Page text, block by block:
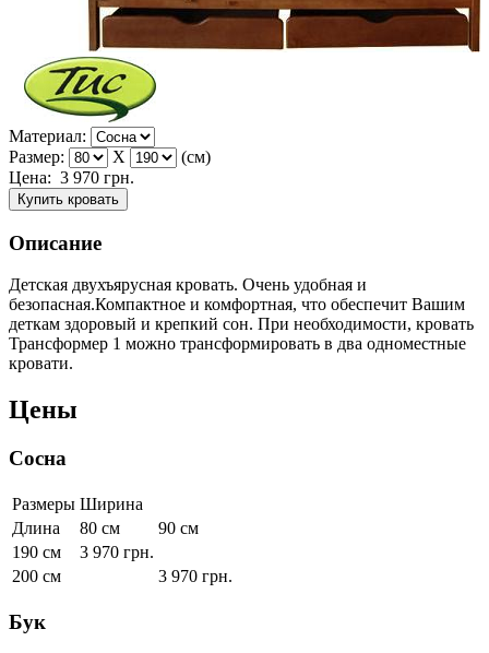
Материал:
Размер:
X
(см)
Цена: 3 970 грн.
Купить кровать
Описание
Детская двухъярусная кровать. Очень удобная и
безопасная.Компактное и комфортная, что обеспечит Вашим
деткам здоровый и крепкий сон. При необходимости, кровать
Трансформер 1 можно трансформировать в два одноместные
кровати.
Цены
Сосна
Размеры Ширина
Длина
80 см
90 см
190 см
3 970 грн.
200 см
3 970 грн.
Бук